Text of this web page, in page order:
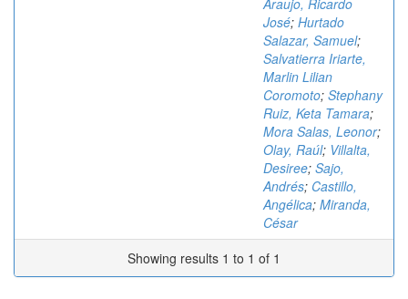
Araujo, Ricardo
José; Hurtado
Salazar, Samuel;
Salvatierra Iriarte,
Marlin Lilian
Coromoto; Stephany
Ruiz, Keta Tamara;
Mora Salas, Leonor;
Olay, Raúl; Villalta,
Desiree; Sajo,
Andrés; Castillo,
Angélica; Miranda,
César
Showing results 1 to 1 of 1